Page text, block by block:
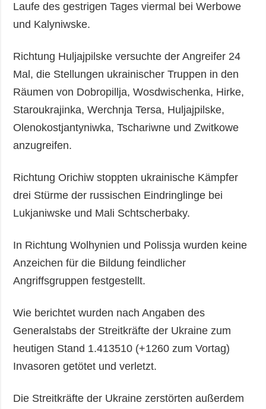
Laufe des gestrigen Tages viermal bei Werbowe
und Kalyniwske.
Richtung Huljajpilske versuchte der Angreifer 24
Mal, die Stellungen ukrainischer Truppen in den
Räumen von Dobropillja, Wosdwischenka, Hirke,
Staroukrajinka, Werchnja Tersa, Huljajpilske,
Olenokostjantyniwka, Tschariwne und Zwitkowe
anzugreifen.
Richtung Orichiw stoppten ukrainische Kämpfer
drei Stürme der russischen Eindringlinge bei
Lukjaniwske und Mali Schtscherbaky.
In Richtung Wolhynien und Polissja wurden keine
Anzeichen für die Bildung feindlicher
Angriffsgruppen festgestellt.
Wie berichtet wurden nach Angaben des
Generalstabs der Streitkräfte der Ukraine zum
heutigen Stand 1.413510 (+1260 zum Vortag)
Invasoren getötet und verletzt.
Die Streitkräfte der Ukraine zerstörten außerdem